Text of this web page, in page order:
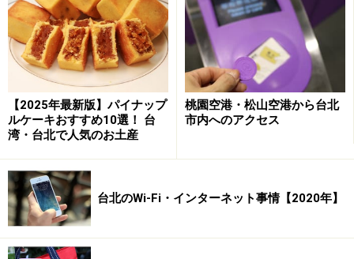
MRTでの携帯電話は「小さい声で」「手短に」「メール
で」という看板
MRTの車内では飲食禁止です。ペットボトルの飲料
を飲んだり、ガムをかんだり、アメをなめたりする
ホームでの喫煙は堅く禁じられています。喫煙所も
ありません。こちらも1,500台湾元（約4,500円）の
罰金です。
携帯電話を使用するのは違反ではありませんが、小
【2025年最新版】パイナップ
ルケーキおすすめ10選！ 台
湾・台北で人気のお土産
桃園空港・松山空港から台北
市内へのアクセス
台北のWi-Fi・インターネット事情【2020年】